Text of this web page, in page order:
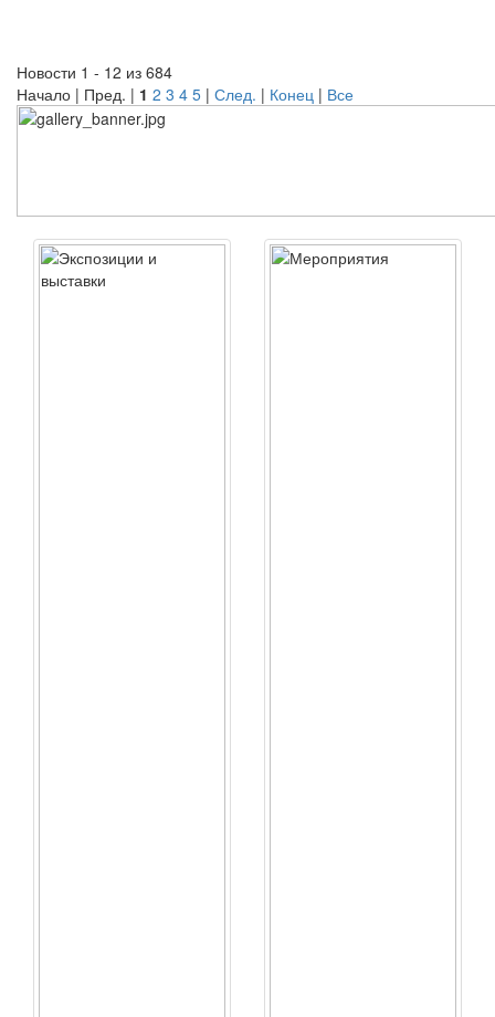
Новости 1 - 12 из 684
Начало | Пред. | 1 2 3 4 5 | След. | Конец | Все